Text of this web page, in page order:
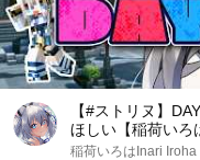
【#ストリヌ】
ほしい【稲荷いろ
稲荷いろはInari Iroha